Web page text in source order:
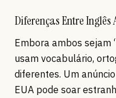
Diferenças Entre
Embora ambos sejam
usam vocabulário,
diferentes. Um
EUA pode soar